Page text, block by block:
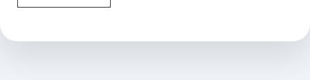
Hazırlık
Zaman